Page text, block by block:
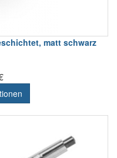
matt schwarz